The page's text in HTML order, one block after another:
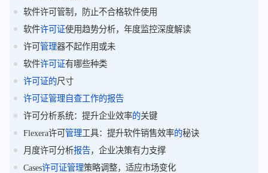
软件许可管制，防止不合格软件使用
软件许可证使用趋势分析，年度监控深度解读
许可管理器不起作用或未
软件许可证有哪些种类
许可证的尺寸
许可证管理自查工作的报告
许可分析系统：提升企业效率的关键
Flexera许可管理工具：提升软件销售效率的秘诀
月度许可分析报告，企业决策有力支撑
Cases许可证管理策略调整，适应市场变化